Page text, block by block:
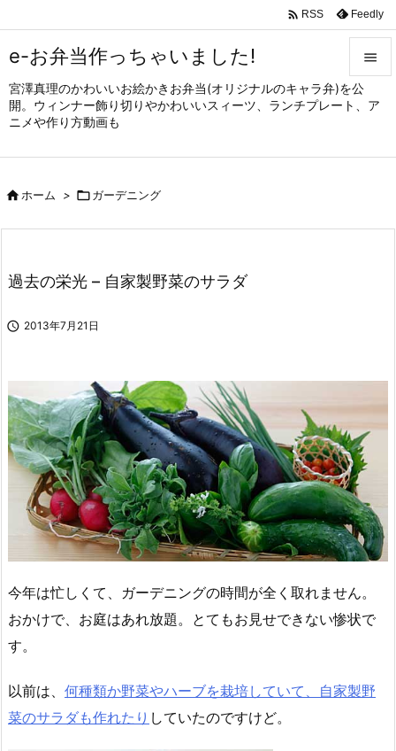
e-お弁当作っちゃいました!
宮澤真理のかわいいお絵かきお弁当(オリジナルのキャラ弁)を公
開。ウィンナー飾り切りやかわいいスィーツ、ランチプレート、ア
ニメや作り方動画も


メニュ
サイド

 RSS Feedly
ホーム > ガーデニング
過去の栄光 – 自家製野菜のサラダ
 2013年7月21日
今年は忙しくて、ガーデニングの時間が全く取れません。
おかけで、お庭はあれ放題。とてもお見せできない惨状で
す。
以前は、 何種類か野菜やハーブを栽培していて、自家製野
菜のサラダも作れたり していたのですけど。